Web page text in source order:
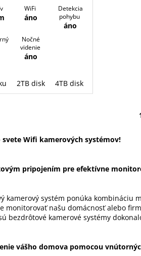
WiFi
áno
Detekcia
pohybu
áno
Nočné
videnie
áno
2TB disk 4TB disk
svete Wifi kamerových systémov!
pripojením pre efektívne
kamerový systém ponúka
monitorovať našu domácnosť alebo
bezdrôtové kamerové systémy
vášho domova pomocou